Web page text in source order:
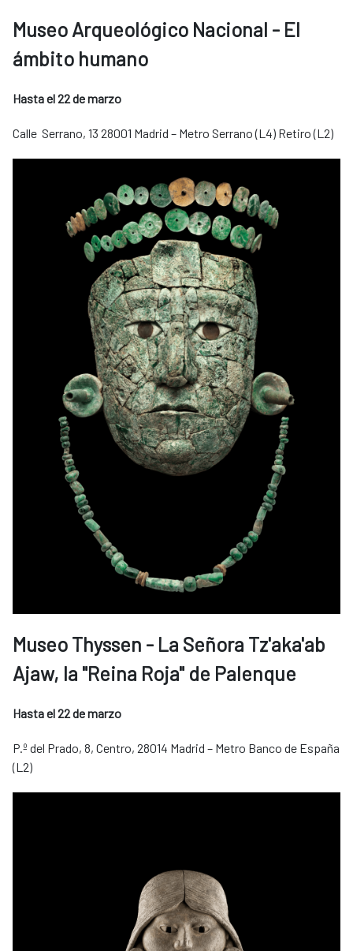
Museo Arqueológico Nacional - El
ámbito humano
Hasta el 22 de marzo
Calle Serrano, 13 28001 Madrid – Metro Serrano (L4) Retiro (L2)
Museo Thyssen - La Señora Tz'aka'ab
Ajaw, la "Reina Roja" de Palenque
Hasta el 22 de marzo
P.º del Prado, 8, Centro, 28014 Madrid – Metro Banco de España
(L2)